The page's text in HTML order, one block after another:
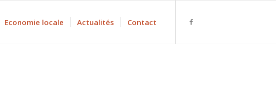
Economie locale Actualités Contact